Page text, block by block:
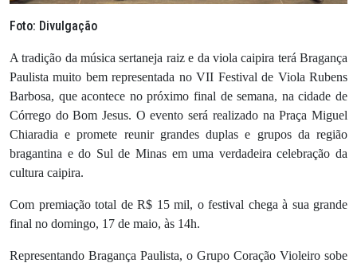
Foto: Divulgação
A tradição da música sertaneja raiz e da viola caipira terá Bragança
Paulista muito bem representada no VII Festival de Viola Rubens
Barbosa, que acontece no próximo final de semana, na cidade de
Córrego do Bom Jesus. O evento será realizado na Praça Miguel
Chiaradia e promete reunir grandes duplas e grupos da região
bragantina e do Sul de Minas em uma verdadeira celebração da
cultura caipira.
Com premiação total de R$ 15 mil, o festival chega à sua grande
final no domingo, 17 de maio, às 14h.
Representando Bragança Paulista, o Grupo Coração Violeiro sobe